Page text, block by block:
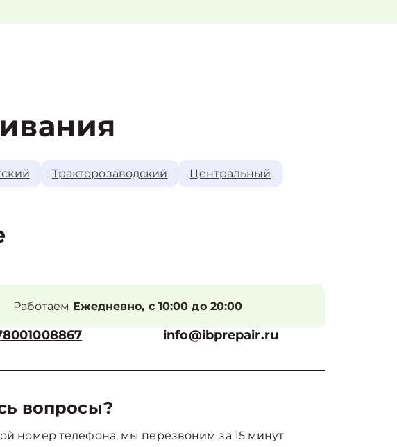
Тракторозаводский Центральный
Работаем Ежедневно, с 10:00 до 20:00
info@ibprepair.ru
вопросы?
номер телефона, мы перезвоним за 15 минут